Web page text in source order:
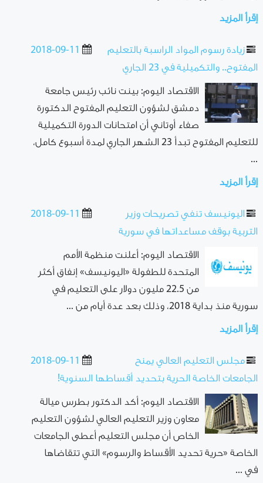
إقرأ المزيد
2018-09-11
زيادة رسوم المواد الراسبة بالتعليم
المفتوح.. والتكميلية في 23 الجاري
الاقتصاد اليوم: بينت نائب رئيس جامعة
دمشق لشؤون التعليم المفتوح الدكتورة
صفاء أوتاني أن امتحانات الدورة التكميلية
للتعليم المفتوح تبدأ 23 الشهر الجاري لمدة أسبوع كامل،
...
إقرأ المزيد
2018-09-11
اليونيسف تنفي تصريحات وزير
التربية بوقف مساعداتها في سورية
الاقتصاد اليوم: أعلنت منظمة الأمم
المتحدة للطفولة «اليونيسف» إنفاق أكثر
من 22.5 مليون دولار على التعليم في
سورية منذ بداية 2018، وذلك بعد عدة أيام من ...
إقرأ المزيد
2018-09-11
مجلس التعليم العالي يمنح
الجامعات الخاصة الحرية بتحديد أقساطها السنوية!
الاقتصاد اليوم: أكد الدكتور بطرس ميالة
معاون وزير التعليم العالي لشؤون التعليم
الخاص أن مجلس التعليم أعطى الجامعات
الخاصة «حرية تحديد الأقساط والرسوم» التي تتقاضاها
في ...